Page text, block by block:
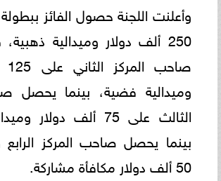
وأعلنت اللجنة حصول الفائز
250 ألف دولار وميدالية
وميدالية فضية، بينما يحصل
الثالث على 75 ألف دولار
بينما يحصل صاحب المركز الرابع
50 ألف دولار مكافأة مشاركة.